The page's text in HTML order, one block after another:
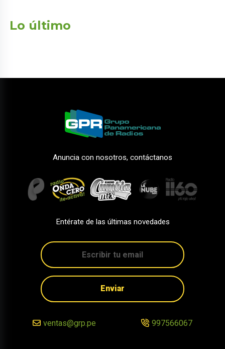
Lo último
Anuncia con nosotros, contáctanos
Entérate de las últimas novedades
Enviar
ventas@grp.pe 997566067